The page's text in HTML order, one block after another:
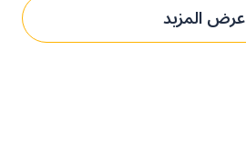
عرض المزيد